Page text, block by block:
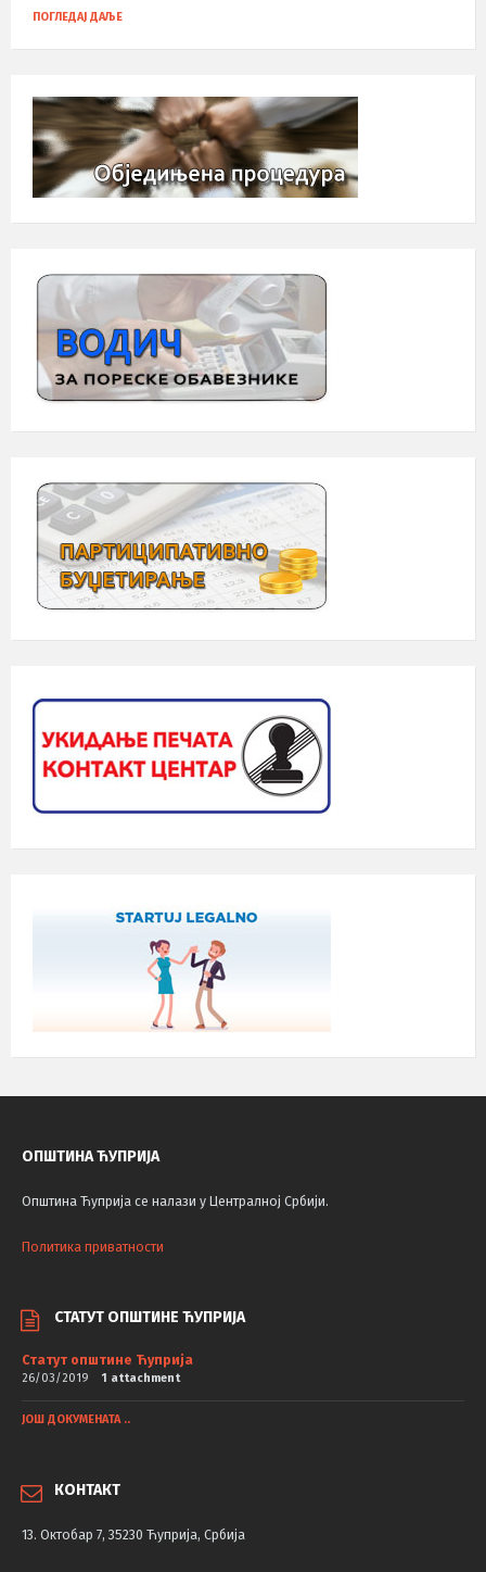
ПОГЛЕДАЈ ДАЉЕ
ОПШТИНА ЋУПРИЈА
Општина Ћуприја се налази у Централној Србији.
Политика приватности
СТАТУТ ОПШТИНЕ ЋУПРИЈА
Статут општине Ћуприја
26/03/2019 1 attachment
ЈОШ ДОКУМЕНАТА ..
КОНТАКТ
13. Октобар 7, 35230 Ћуприја, Србија